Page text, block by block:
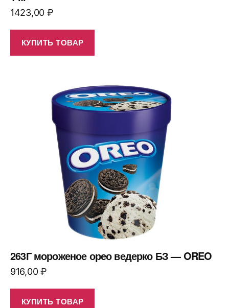
1423,00 ₽
КУПИТЬ ТОВАР
263Г мороженое орео ведерко БЗ — OREO
916,00₽
КУПИТЬ ТОВАР